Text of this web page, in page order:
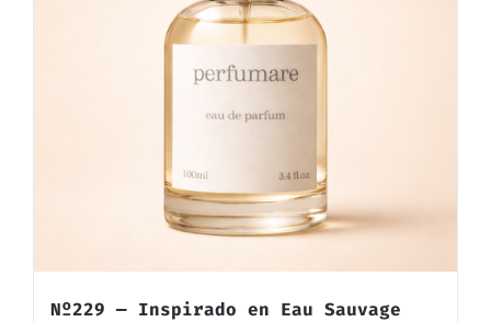
Nº229 — Inspirado en Eau Sauvage